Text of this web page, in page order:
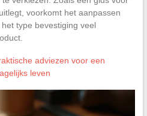
voorkomt het aanpassen
type bevestiging veel
adviezen voor een
leven